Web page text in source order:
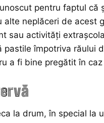
pentru faptul
alte neplăceri de acest
sau activități
pastile împotriva răului
a fi bine pregătit în
la drum, în special la